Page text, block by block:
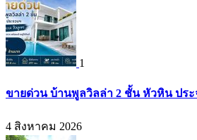
1
ขายด่วน บ้านพูลวิลล่า 2 ชั้น หัวหิน ประ
4 สิงหาคม 2026